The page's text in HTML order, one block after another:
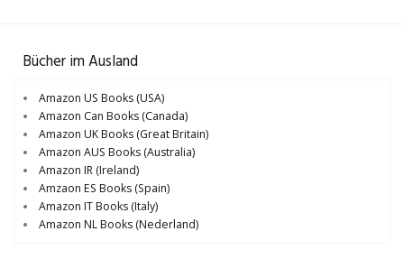
Bücher im Ausland
Amazon US Books (USA)
Amazon Can Books (Canada)
Amazon UK Books (Great Britain)
Amazon AUS Books (Australia)
Amazon IR (Ireland)
Amzaon ES Books (Spain)
Amazon IT Books (Italy)
Amazon NL Books (Nederland)